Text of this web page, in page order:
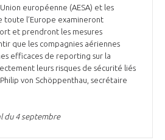
européenne (AESA) et les
toute l’Europe examineront
et prendront les mesures
que les compagnies aériennes
efficaces de reporting sur la
leurs risques de sécurité liés
von Schöppenthau, secrétaire
du 4 septembre